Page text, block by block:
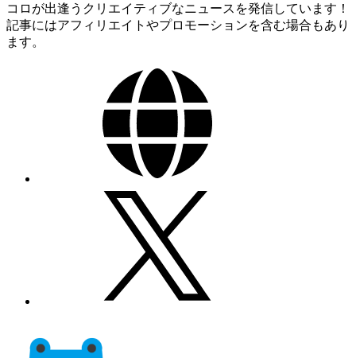
コロが出逢うクリエイティブなニュースを発信しています！
記事にはアフィリエイトやプロモーションを含む場合もあり
ます。